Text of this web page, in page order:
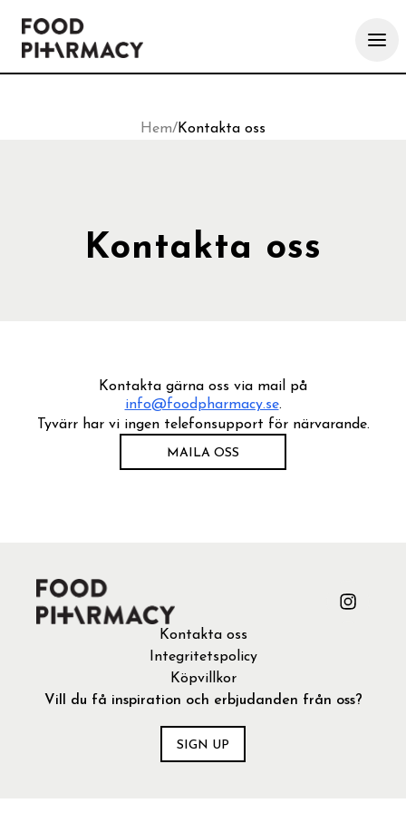
Hem/Kontakta oss
Kontakta oss
Kontakta gärna oss via mail på
info@foodpharmacy.se.
Tyvärr har vi ingen telefonsupport för närvarande.
MAILA OSS
Kontakta oss
Integritetspolicy
Köpvillkor
Vill du få inspiration och erbjudanden från oss?
SIGN UP